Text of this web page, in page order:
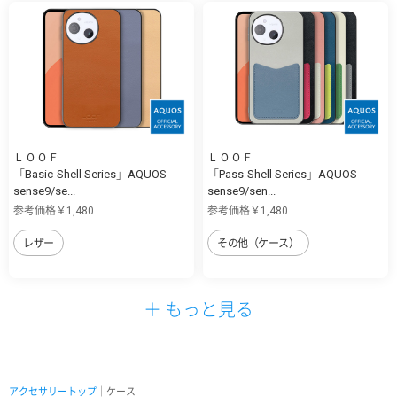
ＬＯＯＦ
「Basic-Shell Series」AQUOS
sense9/se...
参考価格￥1,480
レザー
ＬＯＯＦ
「Pass-Shell Series」AQUOS
sense9/sen...
参考価格￥1,480
その他（ケース）
＋ もっと見る
アクセサリートップ ｜ケース